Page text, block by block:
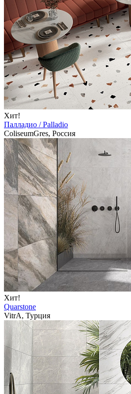
Хит!
Палладио / Palladio
ColiseumGres, Россия
Хит!
Quarstone
VitrA, Турция